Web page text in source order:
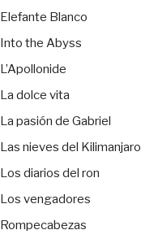
Elefante Blanco
Into the Abyss
L’Apollonide
La dolce vita
La pasión de Gabriel
Las nieves del Kilimanjaro
Los diarios del ron
Los vengadores
Rompecabezas